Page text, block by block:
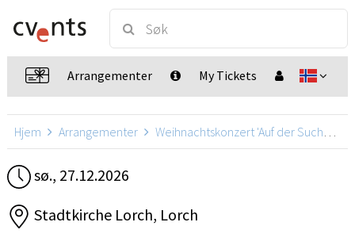
Arrangementer My Tickets
Hjem Arrangementer Weihnachtskonzert 'Auf der Suche nach der Krippe'
sø., 27.12.2026
Stadtkirche Lorch, Lorch